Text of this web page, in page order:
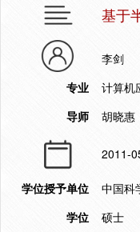
基于
李剑
专业
计算机
导师
胡晓惠
2011-
学位授予单位
中国科
学位
硕士